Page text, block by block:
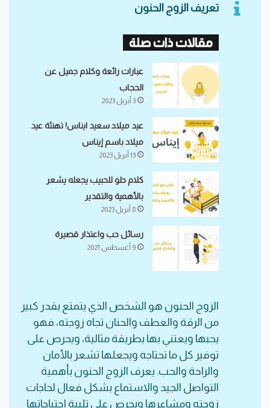
تعريف الزوج الحنون
مقالات ذات صلة
عبارات رائعة وكلام جميل عن
الحجاب
3 أبريل 2023
عيد ميلاد سعيد ايناس! تهنئة عيد
ميلاد باسم إيناس
13 أبريل 2023
كلام حلو للحبيب يجعله يشعر
بالأهمية والتقدير
8 أبريل 2023
رسائل حب واعتذار قصيرة
9 أغسطس 2021
الزوج الحنون هو الشخص الذي يتمتع بقدر كبير
من الرقة والعطف والحنان تجاه زوجته، فهو
يحبها ويعتني بها بطريقة مثالية، ويحرص على
توفير كل ما تحتاجه ويجعلها تشعر بالأمان
والراحة والحب. يعرف الزوج الحنون بأهمية
التواصل الجيد والاستماع بشكل فعال لحاجات
زوجته ومشاعرها ويحرص على تلبية احتياجاتها